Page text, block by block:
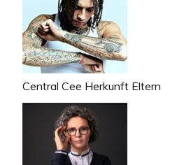
Central Cee Herkunft Eltern